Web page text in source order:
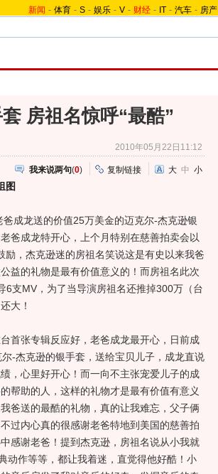
新闻 - 体育 - S - 娱乐 - V - 财经 - IT - 汽车 - 房产
房祖名惊呼“最酷”
2010年05月22日11:12
我来说两句(0) 复制链接 大 中 小
图
龙送的价值25万美金的迈克尔-杰克逊银
爸成龙特开心，上个月特别在慈善拍卖会以
，杰克逊迷的房祖名笑说这是有史以来我爸
益的礼物是最有价值意义的！而房祖名此次
支MV，为了当导演房祖名还推掉300万（台
大！
张专辑反应好，老爸成龙最开心，日前成
-杰克逊的银手套，送给宝贝儿子，成龙直说
，心里好开心！而一向不主张宠爱儿子的成
帮助的人，这样的礼物才是最有价值有意义
爸送的最酷的礼物，真的让我难忘，父子俩
过内心真的很感谢老爸特地到美国的慈善拍
感谢老爸！提到杰克逊，房祖名说从小我就
动作等等，都让我着迷，直觉得他好酷！小